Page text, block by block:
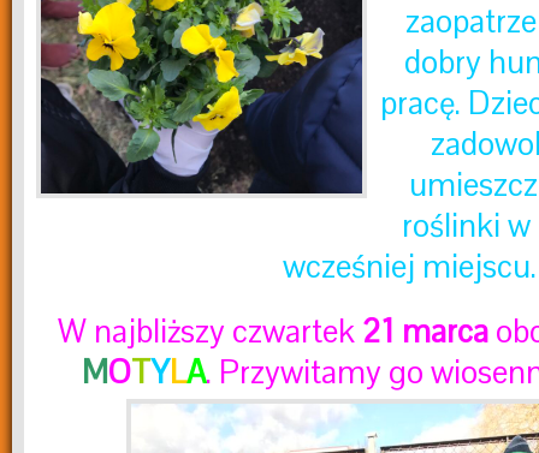
dobry
pracę.
roślinki
wcześniej miejscu.
Wnajbliższy czwartek21 marca
MOTYLA. Przywitamy go